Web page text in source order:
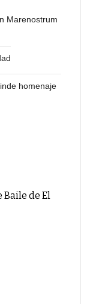
Marenostrum
homenaje
Baile de El